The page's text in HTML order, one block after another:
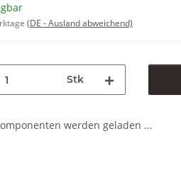
(DE - Ausland abweichend)
Stk
werden geladen ...